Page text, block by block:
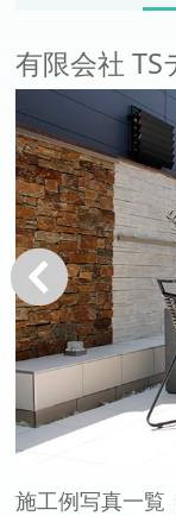
有限会社
戻る
施工例写真一覧